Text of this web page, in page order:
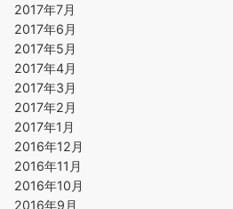
2017年7月
2017年6月
2017年5月
2017年4月
2017年3月
2017年2月
2017年1月
2016年12月
2016年11月
2016年10月
2016年9月